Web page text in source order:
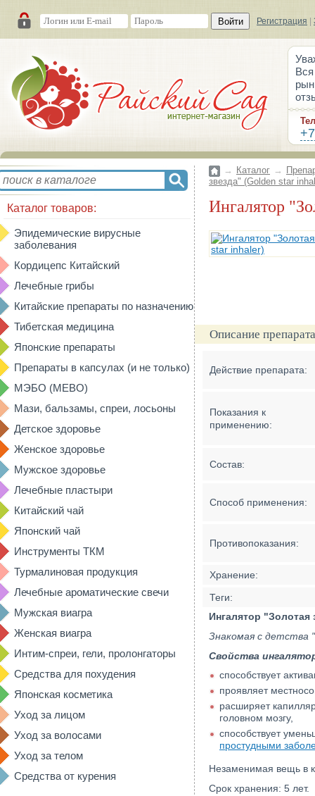
Войти Регистрация
Каталог товаров:
Эпидемические вирусные
заболевания
Кордицепс Китайский
Лечебные грибы
Китайские препараты по назначению
Тибетская медицина
Японские препараты
Препараты в капсулах (и не только)
МЭБО (MEBO)
Мази, бальзамы, спреи, лосьоны
Детское здоровье
Женское здоровье
Мужское здоровье
Лечебные пластыри
Китайский чай
Японский чай
Инструменты ТКМ
Турмалиновая продукция
Лечебные ароматические свечи
Мужская виагра
Женская виагра
Интим-спреи, гели, пролонгаторы
Средства для похудения
Японская косметика
Уход за лицом
Уход за волосами
Уход за телом
Средства от курения
→ Каталог →
звезда" (Golden star
Ингалятор
Описание
Действие препарата:
Показания к
применению:
Состав:
Способ применения:
Противопоказания:
Хранение:
Теги:
Ингалятор
Знакомая с детства
Свойства
способствует
проявляет
расширяет
головном мозгу,
способствует
простудными
Незаменимая вещь в
Срок хранения: 5 лет.